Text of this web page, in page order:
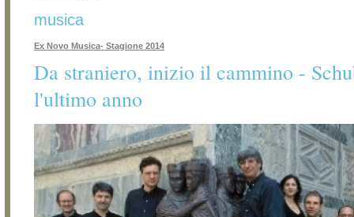
musica
Ex Novo Musica- Stagione 2014
Da straniero, inizio il cammino -
l'ultimo anno